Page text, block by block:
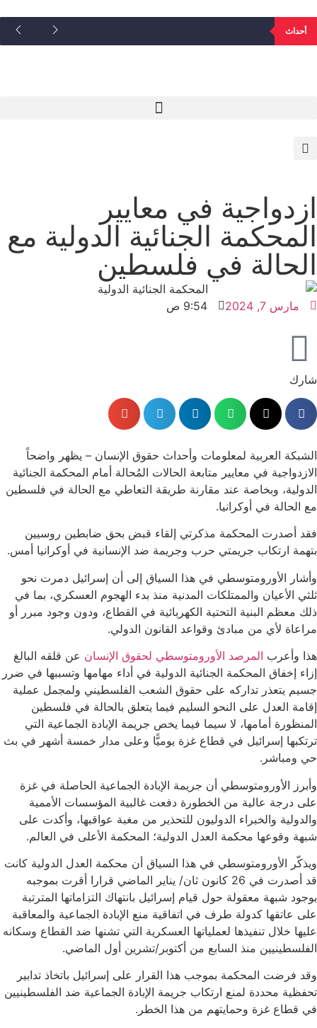
أحداث
ازدواجية في معايير
المحكمة الجنائية الدولية مع
الحالة في فلسطين
مارس 7, 2024 9:54 ص
شارك
الشبكة العربية لمعلومات وأحداث حقوق الإنسان – يظهر واضحاً
الازدواجية في معايير متابعة الحالات المُحالة أمام المحكمة الجنائية
الدولية، وبخاصة عند مقارنة طريقة التعاطي مع الحالة في فلسطين
مع الحالة في أوكرانيا.
فقد أصدرت المحكمة مذكرتي إلقاء قبض بحق ضابطين روسيين
بتهمة ارتكاب جريمتي حرب وجريمة ضد الإنسانية في أوكرانيا أمس.
وأشار الأورومتوسطي في هذا السياق إلى أن إسرائيل دمرت نحو
ثلثي الأعيان والممتلكات المدنية منذ بدء الهجوم العسكري، بما في
ذلك معظم البنية التحتية الكهربائية في القطاع، ودون وجود مبرر أو
مراعاة لأي من مبادئ وقواعد القانون الدولي.
هذا وأعرب المرصد الأورومتوسطي لحقوق الإنسان عن قلقه البالغ
إزاء إخفاق المحكمة الجنائية الدولية في أداء مهامها وتسببها في ضرر
جسيم يتعذر تداركه على حقوق الشعب الفلسطيني ولمجمل عملية
إقامة العدل على النحو السليم فيما يتعلق بالحالة في فلسطين
المنظورة أمامها، لا سيما فيما يخص جريمة الإبادة الجماعية التي
ترتكبها إسرائيل في قطاع غزة يوميًّا وعلى مدار خمسة أشهر في بث
حي ومباشر.
وأبرز الأورومتوسطي أن جريمة الإبادة الجماعية الحاصلة في غزة
على درجة عالية من الخطورة دفعت غالبية المؤسسات الأممية
والدولية والخبراء الدوليون للتحذير من مغبة عواقبها، وأكدت على
شبهة وقوعها محكمة العدل الدولية؛ المحكمة الأعلى في العالم.
ويذكّر الأورومتوسطي في هذا السياق أن محكمة العدل الدولية كانت
قد أصدرت في 26 كانون ثان/ يناير الماضي قرارا أقرت بموجبه
بوجود شبهة معقولة حول قيام إسرائيل بانتهاك التزاماتها المترتبة
على عاتقها كدولة طرف في اتفاقية منع الإبادة الجماعية والمعاقبة
عليها خلال تنفيذها لعملياتها العسكرية التي تشنها ضد القطاع وسكانه
الفلسطينيين منذ السابع من أكتوبر/تشرين أول الماضي.
وقد فرضت المحكمة بموجب هذا القرار على إسرائيل باتخاذ تدابير
تحفظية محددة لمنع ارتكاب جريمة الإبادة الجماعية ضد الفلسطينيين
في قطاع غزة وحمايتهم من هذا الخطر.